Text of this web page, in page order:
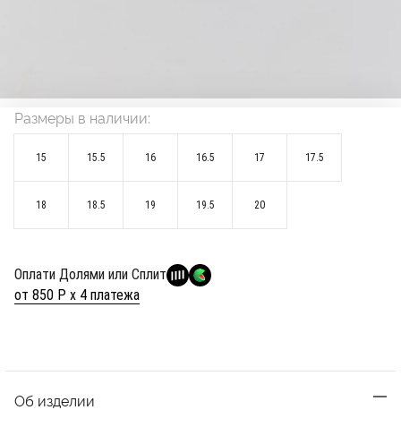
Размеры в наличии:
15 15.5 16 16.5 17 17.5
18 18.5 19 19.5 20
Оплати Долями или Сплит
от 850 Р х 4 платежа
Об изделии